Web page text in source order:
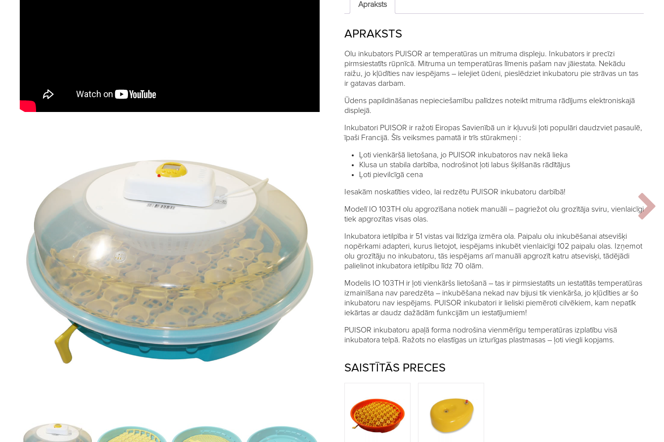
103TH
quantity
Apraksts
APRAKSTS
Olu inkubators PUISOR ar temperatūras un mitruma displeju. Inkubators ir precīzi
pirmsiestatīts rūpnīcā. Mitruma un temperatūras līmenis pašam nav jāiestata. Nekādu
raižu, jo kļūdīties nav iespējams – ielejiet ūdeni, pieslēdziet inkubatoru pie strāvas un tas
ir gatavas darbam.
Ūdens papildināšanas nepieciešamību palīdzes noteikt mitruma rādījums elektroniskajā
displejā.
Inkubatori PUISOR ir ražoti Eiropas Savienībā un ir kļuvuši ļoti populāri daudzviet pasaulē,
īpaši Francijā. Šīs veiksmes pamatā ir trīs stūrakmeņi :
Ļoti vienkāršā lietošana, jo PUISOR inkubatoros nav nekā lieka
Klusa un stabila darbība, nodrošinot ļoti labus šķilšanās rādītājus
Ļoti pievilcīgā cena
Iesakām noskatīties video, lai redzētu PUISOR inkubatoru darbībā!
Modelī IO 103TH olu apgrozīšana notiek manuāli – pagriežot olu grozītāja sviru, vienlaicīgi
tiek apgrozītas visas olas.
Inkubatora ietilpība ir 51 vistas vai līdzīga izmēra ola. Paipalu olu inkubēšanai atsevišķi
nopērkami adapteri, kurus lietojot, iespējams inkubēt vienlaicīgi 102 paipalu olas. Izņemot
olu grozītāju no inkubatoru, tās iespējams arī manuāli apgrozīt katru atsevisķi, tādējādi
palielinot inkubatora ietilpību līdz 70 olām.
Modelis IO 103TH ir ļoti vienkāršs lietošanā – tas ir pirmsiestatīts un iestatītās temperatūras
izmainīšana nav paredzēta – inkubēšana nekad nav bijusi tik vienkārša, jo kļūdīties ar šo
inkubatoru nav iespējams. PUISOR inkubatori ir lieliski piemēroti cilvēkiem, kam nepatīk
iekārtas ar daudz dažādām funkcijām un iestatījumiem!
PUISOR inkubatoru apaļā forma nodrošina vienmērīgu temperatūras izplatību visā
inkubatora telpā. Ražots no elastīgas un izturīgas plastmasas – ļoti viegli kopjams.
SAISTĪTĀS PRECES